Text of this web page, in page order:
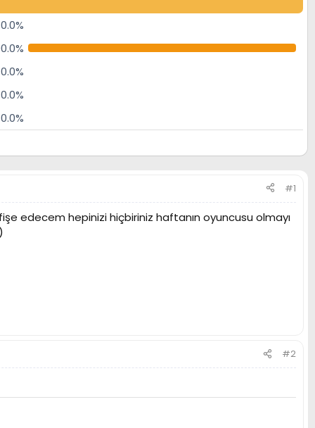
0.0%
0.0%
0.0%
0.0%
#1
edecem hepinizi hiçbiriniz haftanın oyuncusu olmayı
#2